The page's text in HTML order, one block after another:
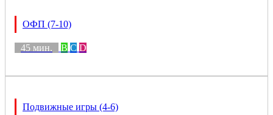
ОФП (7-10)
45 мин. B C D
Подвижные игры (4-6)